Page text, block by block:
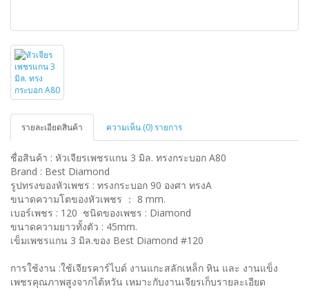
รายละเอียดสินค้า ความเห็น (0) รายการ
ชื่อสินค้า : หัวเจียรเพชรแกน 3 มิล. ทรงกระบอก A80
Brand : Best Diamond
รูปทรงของหัวเพชร : ทรงกระบอก 90 องศา ทรงA
ขนาดความโตของหัวเพชร ： 8 mm.
เบอร์เพชร : 120 ชนิดของเพชร : Diamond
ขนาดความยาวทั้งตัว : 45mm.
เข็มเพชรแกน 3 มิล.ของ Best Diamond #120
การใช้งาน :ใช้เจียรคาร์ไบด์ งานแกะสลักเหล็ก หิน และ งานแข็ง
เพชรคุณภาพสูงจากไต้หวัน เหมาะกับงานเจียรเก็บรายละเอียด